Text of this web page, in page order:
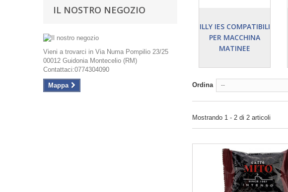
IL NOSTRO NEGOZIO
Vieni a trovarci in Via Numa Pompilio 23/25
00012 Guidonia Montecelio (RM)
Contattaci:0774304090
Mappa
ILLY IES COMPATIBILI
PER MACCHINA
MATINEE
Ordina --
Mostrando 1 - 2 di 2 articoli